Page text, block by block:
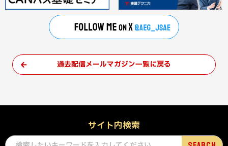
過去配信メールマガジン一覧に戻る
サイト内検索